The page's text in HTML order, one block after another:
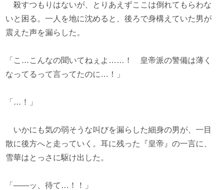
殺すつもりはないが、とりあえずここは倒れてもらわな
いと困る。一人を地に沈めると、後ろで身構えていた男が
震えた声を漏らした。
「こ…こんなの聞いてねぇよ……！ 皇帝派の警備は薄く
なってるって言ってたのに…！」
「…！」
いかにも気の弱そうな叫びを漏らした細身の男が、一目
散に後方へと走っていく。耳に残った『皇帝』の一言に、
雪華はとっさに駆け出した。
「――ッ、待て…！！」